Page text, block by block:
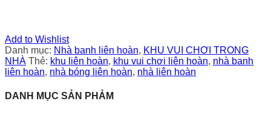
Add to Wishlist
Danh mục: Nhà banh liên hoàn, KHU VUI CHƠI TRONG
NHÀ Thẻ: khu liên hoàn, khu vui chơi liên hoàn, nhà banh
liên hoàn, nhà bóng liên hoàn, nhà liên hoàn
DANH MỤC SẢN PHẢM